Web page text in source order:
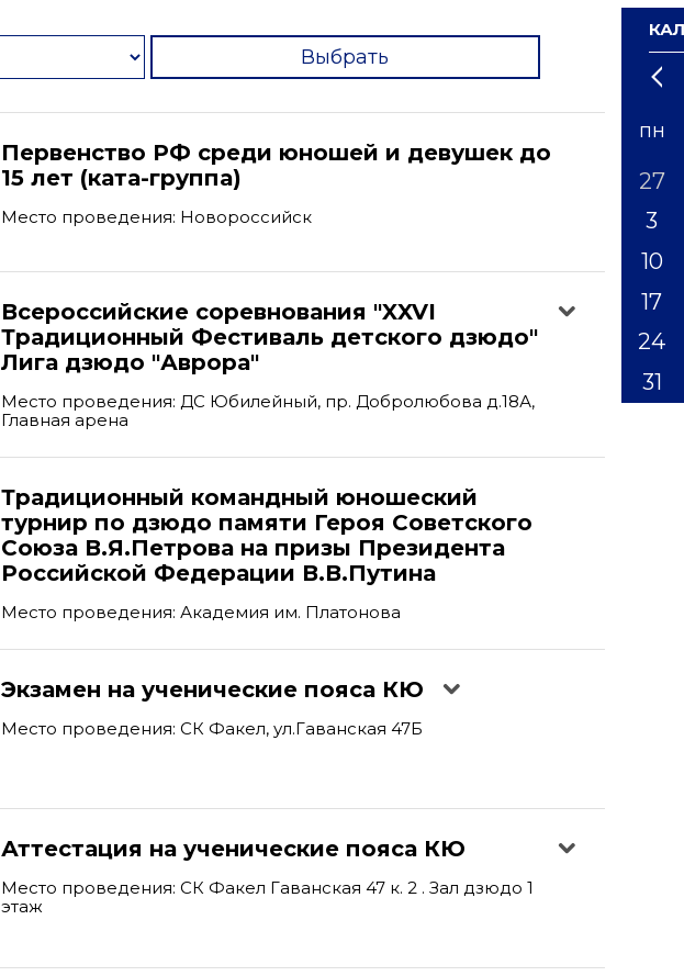
Выбрать
Первенство РФ среди юношей и девушек до
15 лет (ката-группа)
Место проведения: Новороссийск
Всероссийские соревнования "XXVI
Традиционный Фестиваль детского дзюдо"
Лига дзюдо "Аврора"
Место проведения: ДС Юбилейный, пр. Добролюбова д.18А,
Главная арена
Традиционный командный юношеский
турнир по дзюдо памяти Героя Советского
Союза В.Я.Петрова на призы Президента
Российской Федерации В.В.Путина
Место проведения: Академия им. Платонова
Экзамен на ученические пояса КЮ
Место проведения: СК Факел, ул.Гаванская 47Б
Аттестация на ученические пояса КЮ
Место проведения: СК Факел Гаванская 47 к. 2 . Зал дзюдо 1
этаж
1'21
пн
27
3
10
17
24
31